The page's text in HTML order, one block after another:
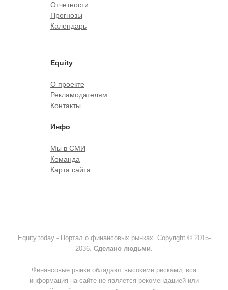
Отчетности
Прогнозы
Календарь
Equity
О проекте
Рекламодателям
Контакты
Инфо
Мы в СМИ
Команда
Карта сайта
Equity.today - Портал о финансовых рынках. Copyright © 2015-
2036. Сделано людьми.
Финансовые рынки обладают высокими рисками, вся
информация на сайте не является рекомендацией или